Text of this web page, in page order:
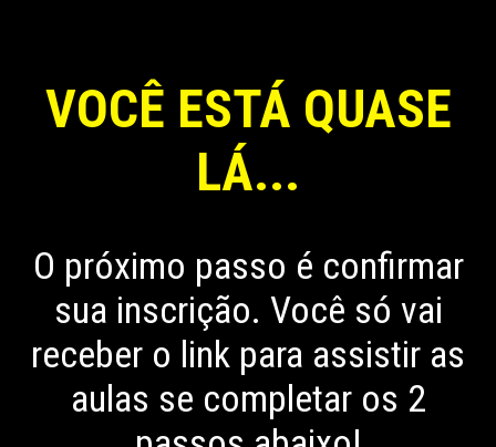
VOCÊ ESTÁ QUASE
LÁ...
O próximo passo é confirmar
sua inscrição. Você só vai
receber o link para assistir as
aulas se completar os 2